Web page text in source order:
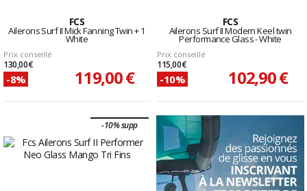
FCS
Ailerons Surf II Mick Fanning Twin + 1
White
Prix conseillé
130,00 €
-8% 119,00 €
FCS
Ailerons Surf II Modern Keel twin
Performance Glass - White
Prix conseillé
115,00 €
-10% 102,90 €
-10% supp